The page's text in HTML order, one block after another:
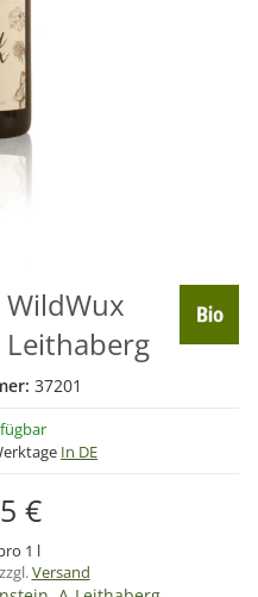
Leithaberg
37201
In DE
€
1 l
Versand